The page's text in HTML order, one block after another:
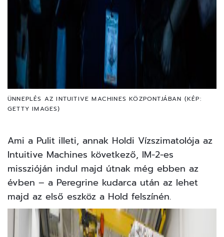
ÜNNEPLÉS AZ INTUITIVE MACHINES KÖZPONTJÁBAN (KÉP:
GETTY IMAGES)
Ami a Pulit illeti, annak Holdi Vízszimatolója az
Intuitive Machines következő, IM-2-es
misszióján indul majd útnak még ebben az
évben – a Peregrine kudarca után az lehet
majd az első eszköz a Hold felszínén.